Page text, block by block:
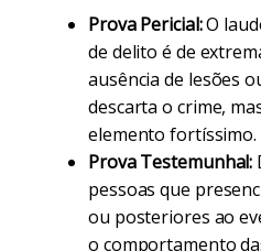
Prova Pericial:O
de delito é de
ausência de lesões
descarta o crime,
elemento fortíssimo.
Prova Testemunhal:
pessoas que
ou posteriores ao
o comportamento